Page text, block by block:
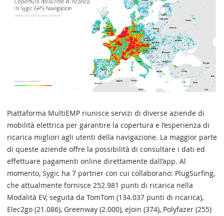
Piattaforma MultiEMP riunisce servizi di diverse aziende di
mobilità elettrica per garantire la copertura e l’esperienza di
ricarica migliori agli utenti della navigazione. La maggior parte
di queste aziende offre la possibilità di consultare i dati ed
effettuare pagamenti online direttamente dall’app. Al
momento, Sygic ha 7 partner con cui collaborano: PlugSurfing,
che attualmente fornisce 252.981 punti di ricarica nella
Modalità EV, seguita da TomTom (134.037 punti di ricarica),
Elec2go (21.086), Greenway (2.000), eJoin (374), Polyfazer (255)